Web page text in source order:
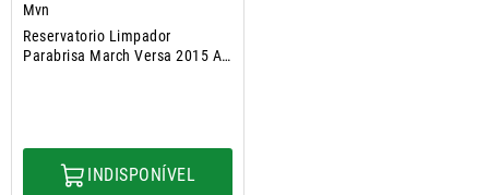
Mvn
Reservatorio Limpador
Parabrisa March Versa 2015 A
INDISPONÍVEL